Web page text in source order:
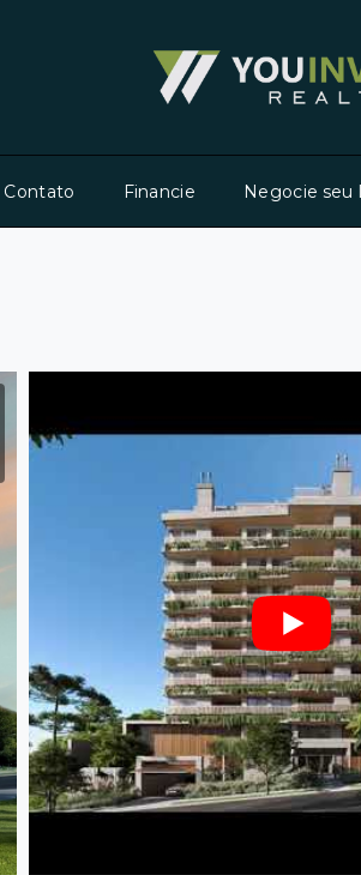
Contato Financie Negocie seu